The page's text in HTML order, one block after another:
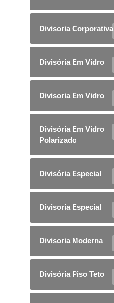
Divisoria Corporativa
Divisória Em Vidro
Divisoria Em Vidro
Divisória Em Vidro
Polarizado
Divisória Especial
Divisoria Especial
Divisoria Moderna
Divisória Piso Teto